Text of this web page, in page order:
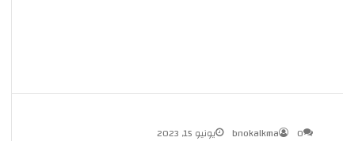
bnokalkma
يونيو 15, 2023 0